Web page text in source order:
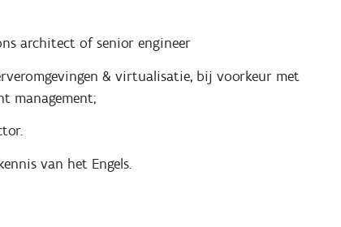
architect of senior engineer
& virtualisatie, bij voorkeur met
management;
van het Engels.